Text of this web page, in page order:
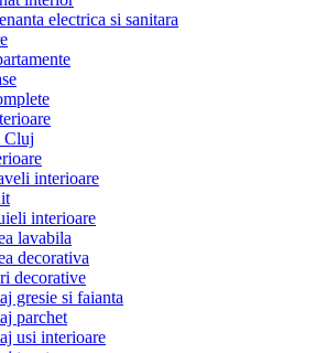
electrica si sanitara
Cluj
interioare
interioare
lavabila
decorativa
decorative
gresie si faianta
parchet
usi interioare